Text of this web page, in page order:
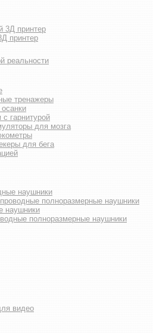
3Д принтер
принтер
реальности
тренажеры
осанки
гарнитурой
для мозга
для бега
наушники
полноразмерные наушники
наушники
полноразмерные наушники
видео